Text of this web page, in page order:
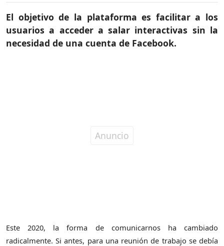
El objetivo de la plataforma es facilitar a los
usuarios a acceder a salar interactivas sin la
necesidad de una cuenta de Facebook.
Este 2020, la forma de comunicarnos ha cambiado
radicalmente. Si antes, para una reunión de trabajo se debía